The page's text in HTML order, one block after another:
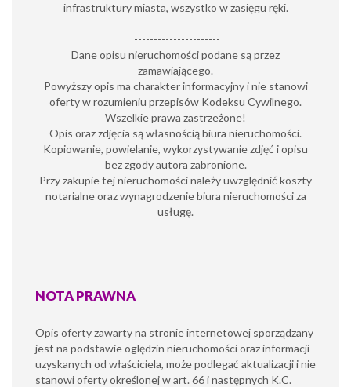
infrastruktury miasta, wszystko w zasięgu ręki.
----------------------
Dane opisu nieruchomości podane są przez
zamawiającego.
Powyższy opis ma charakter informacyjny i nie stanowi
oferty w rozumieniu przepisów Kodeksu Cywilnego.
Wszelkie prawa zastrzeżone!
Opis oraz zdjęcia są własnością biura nieruchomości.
Kopiowanie, powielanie, wykorzystywanie zdjęć i opisu
bez zgody autora zabronione.
Przy zakupie tej nieruchomości należy uwzględnić koszty
notarialne oraz wynagrodzenie biura nieruchomości za
usługę.
NOTA PRAWNA
Opis oferty zawarty na stronie internetowej sporządzany
jest na podstawie oględzin nieruchomości oraz informacji
uzyskanych od właściciela, może podlegać aktualizacji i nie
stanowi oferty określonej w art. 66 i następnych K.C.